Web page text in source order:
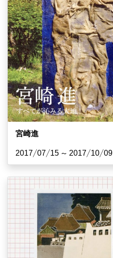
宮崎進
2017/07/15 ~ 2017/10/09